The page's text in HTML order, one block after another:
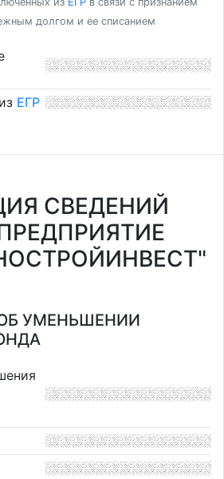
долгом и ее списанием
ЕГР
СВЕДЕНИЙ
УМЕНЬШЕНИИ